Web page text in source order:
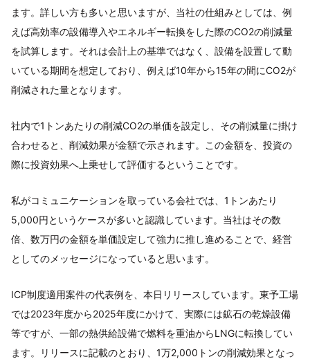
ます。詳しい方も多いと思いますが、当社の仕組みとしては、例
えば高効率の設備導入やエネルギー転換をした際のCO2の削減量
を試算します。それは会計上の基準ではなく、設備を設置して動
いている期間を想定しており、例えば10年から15年の間にCO2が
削減された量となります。
社内で1トンあたりの削減CO2の単価を設定し、その削減量に掛け
合わせると、削減効果が金額で示されます。この金額を、投資の
際に投資効果へ上乗せして評価するということです。
私がコミュニケーションを取っている会社では、1トンあたり
5,000円というケースが多いと認識しています。当社はその数
倍、数万円の金額を単価設定して強力に推し進めることで、経営
としてのメッセージになっていると思います。
ICP制度適用案件の代表例を、本日リリースしています。東予工場
では2023年度から2025年度にかけて、実際には鉱石の乾燥設備
等ですが、一部の熱供給設備で燃料を重油からLNGに転換してい
ます。リリースに記載のとおり、1万2,000トンの削減効果となっ